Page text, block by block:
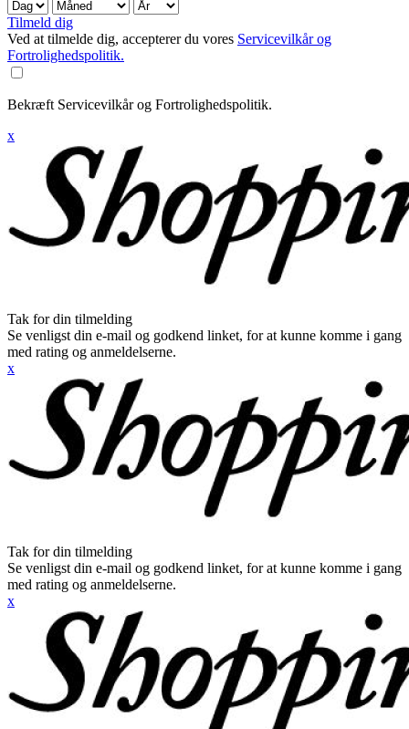
Tilmeld dig
Ved at tilmelde dig, accepterer du vores Servicevilkår og
Fortrolighedspolitik.
Bekræft Servicevilkår og Fortrolighedspolitik.
x
Tak for din tilmelding
Se venligst din e-mail og godkend linket, for at kunne komme i gang
med rating og anmeldelserne.
x
Tak for din tilmelding
Se venligst din e-mail og godkend linket, for at kunne komme i gang
med rating og anmeldelserne.
x